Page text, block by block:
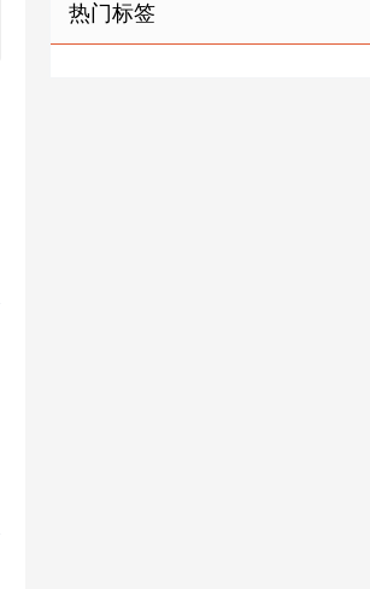
热门标签